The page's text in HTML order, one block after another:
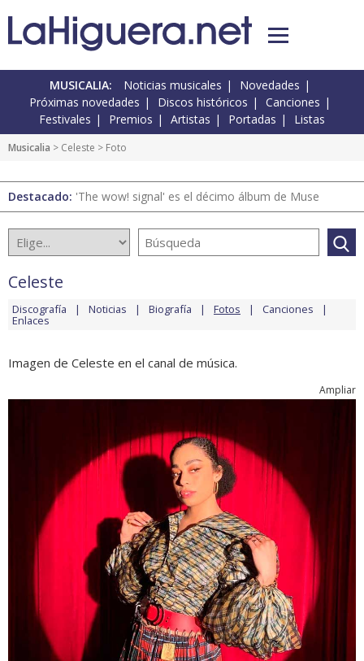
MUSICALIA: Noticias musicales
Novedades
Próximas novedades
Discos históricos
Canciones
Festivales
Premios Artistas Portadas Listas
Musicalia > Celeste > Foto
Destacado: 'The wow! signal' es el décimo álbum de Muse
Celeste
Discografía Noticias Biografía Fotos Canciones
Enlaces
Imagen de Celeste en el canal de música.
Ampliar